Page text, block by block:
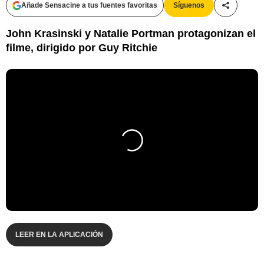
Añade Sensacine a tus fuentes favoritas Síguenos
John Krasinski y Natalie Portman protagonizan el
filme, dirigido por Guy Ritchie
LEER EN LA APLICACIÓN